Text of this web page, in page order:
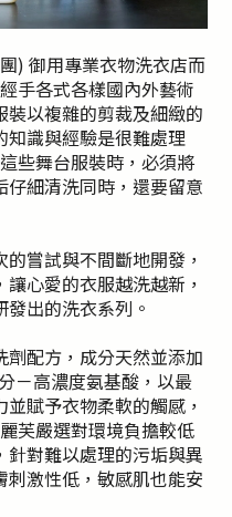
) 御用專業衣物洗衣店而
手各式各樣國內外藝術
以複雜的剪裁及細緻的
知識與經驗是很難處理
些舞台服裝時，必須將
細清洗同時，還要留意
嘗試與不間斷地開發，
心愛的衣服越洗越新，
出的洗衣系列。
配方，成分天然並添加
－高濃度氨基酸，以最
賦予衣物柔軟的觸感，
芙嚴選對環境負擔較低
對難以處理的污垢與異
激性低，敏感肌也能安